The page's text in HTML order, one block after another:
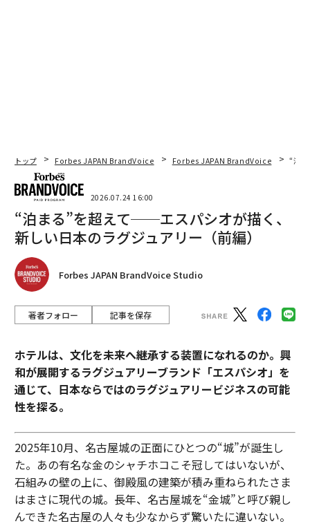
トップ Forbes JAPAN BrandVoice Forbes JAPAN BrandVoice “泊
2026.07.24 16:00
“泊まる”を超えて──エスパシオが描く、
新しい日本のラグジュアリー（前編）
Forbes JAPAN BrandVoice Studio
著者フォロー 記事を保存
ホテルは、文化を未来へ継承する装置になれるのか。興
和が展開するラグジュアリーブランド「エスパシオ」を
通じて、日本ならではのラグジュアリービジネスの可能
性を探る。
2025年10月、名古屋城の正面にひとつの“城”が誕生し
た。あの有名な金のシャチホコこそ冠してはいないが、
石組みの壁の上に、御殿風の建築が積み重ねられたさま
はまさに現代の城。長年、名古屋城を“金城”と呼び親し
んできた名古屋の人々も少なからず驚いたに違いない。